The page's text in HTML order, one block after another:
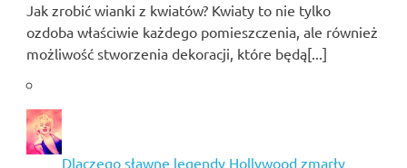
Jak zrobić wianki z kwiatów? Kwiaty to nie tylko
ozdoba właściwie każdego pomieszczenia, ale również
możliwość stworzenia dekoracji, które będą[...]
Dlaczego sławne legendy Hollywood zmarły